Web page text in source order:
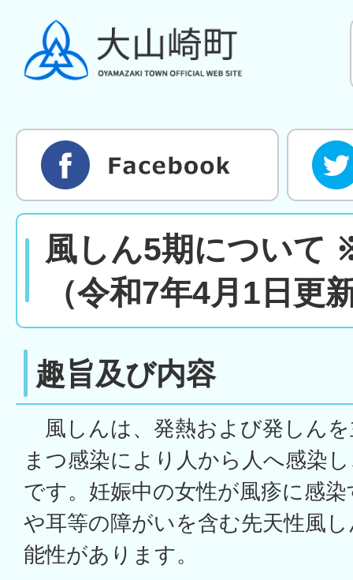
風しん5期について
（令和7年4月1日更
趣旨及び内容
風しんは、発熱および発しん
まつ感染により人から人へ感染
です。妊娠中の女性が風疹に感
や耳等の障がいを含む先天性風
能性があります。